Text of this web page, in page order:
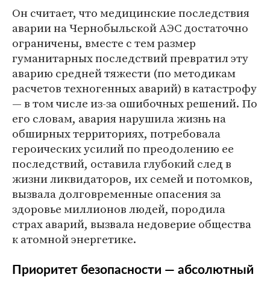
Он считает, что медицинские последствия
аварии на Чернобыльской АЭС достаточно
ограничены, вместе с тем размер
гуманитарных последствий превратил эту
аварию средней тяжести (по методикам
расчетов техногенных аварий) в катастрофу
— в том числе из-за ошибочных решений. По
его словам, авария нарушила жизнь на
обширных территориях, потребовала
героических усилий по преодолению ее
последствий, оставила глубокий след в
жизни ликвидаторов, их семей и потомков,
вызвала долговременные опасения за
здоровье миллионов людей, породила
страх аварий, вызвала недоверие общества
к атомной энергетике.
Приоритет безопасности — абсолютный